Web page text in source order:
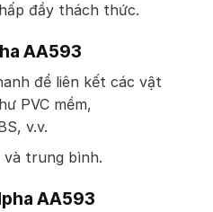
đầy thách thức.
AA593
để liên kết các vật
PVC mềm,
v.v.
trung bình.
AA593